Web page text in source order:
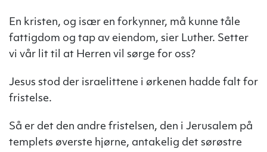
En kristen, og især en forkynner, må kunne tåle
fattigdom og tap av eiendom, sier Luther. Setter
vi vår lit til at Herren vil sørge for oss?
Jesus stod der israelittene i ørkenen hadde falt for
fristelse.
Så er det den andre fristelsen, den i Jerusalem på
templets øverste hjørne, antakelig det sørøstre